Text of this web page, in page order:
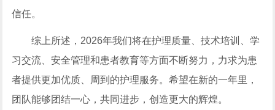
信任。
综上所述，2026年我们将在护理质量、技术培训、学
习交流、安全管理和患者教育等方面不断努力，力求为患
者提供更加优质、周到的护理服务。希望在新的一年里，
团队能够团结一心，共同进步，创造更大的辉煌。